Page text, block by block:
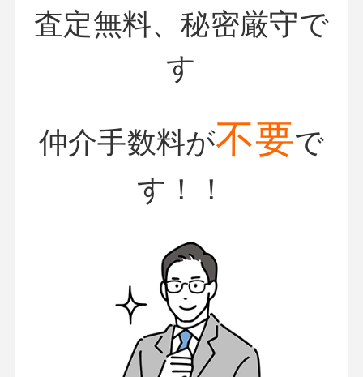
査定無料、秘密厳守で
す
仲介手数料が不要で
す！！